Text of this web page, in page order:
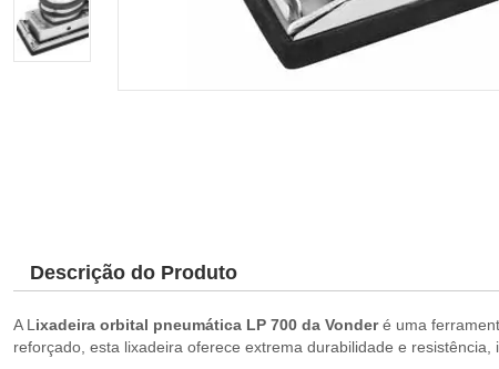
Descrição do Produto
A L ixadeira orbital pneumática LP 700 da Vonderé uma
reforçado, esta lixadeira oferece extrema durabilidade e